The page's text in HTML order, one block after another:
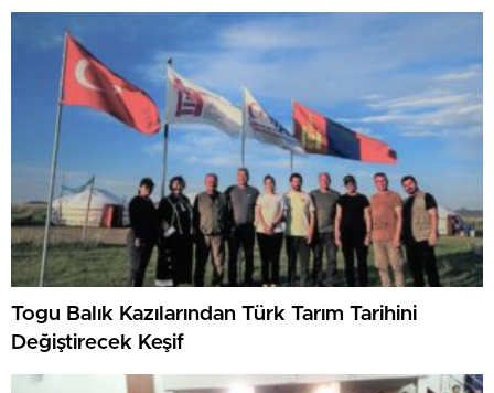
Togu Balık Kazılarından Türk Tarım Tarihini
Değiştirecek Keşif